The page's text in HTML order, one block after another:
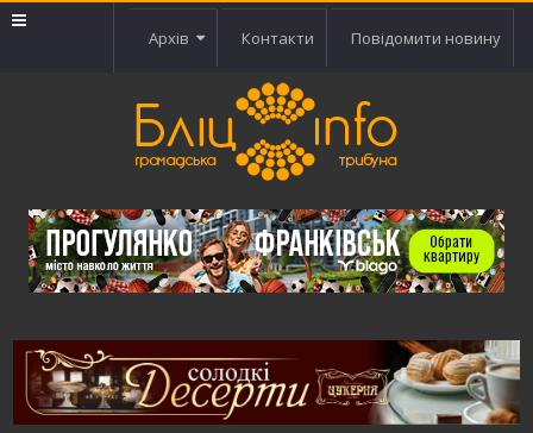
Архів Контакти Повідомити новину